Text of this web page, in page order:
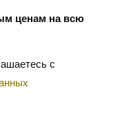
ценам на всю
с